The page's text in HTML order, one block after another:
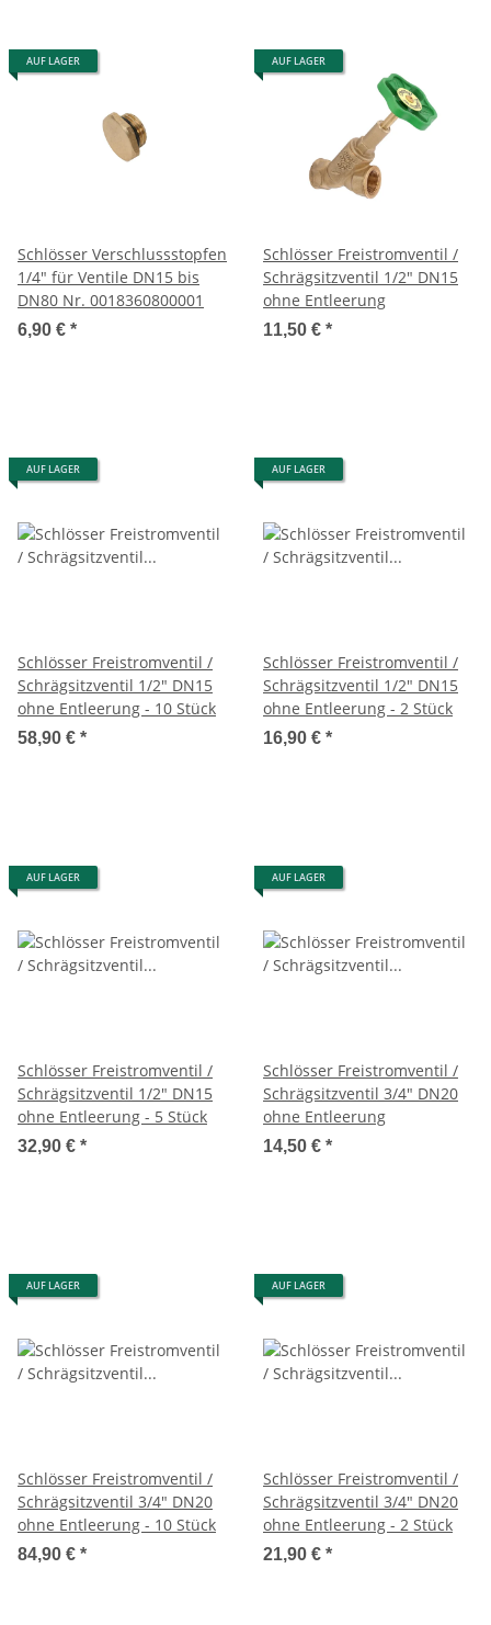
AUF LAGER
Schlösser Verschlussstopfen
1/4" für Ventile DN15 bis
DN80 Nr. 0018360800001
6,90 € *
AUF LAGER
Schlösser Freistromventil /
Schrägsitzventil 1/2" DN15
ohne Entleerung
11,50 € *
AUF LAGER
Schlösser Freistromventil /
Schrägsitzventil 1/2" DN15
ohne Entleerung - 10 Stück
58,90 € *
AUF LAGER
Schlösser Freistromventil /
Schrägsitzventil 1/2" DN15
ohne Entleerung - 2 Stück
16,90 € *
AUF LAGER
Schlösser Freistromventil /
Schrägsitzventil 1/2" DN15
ohne Entleerung - 5 Stück
32,90 € *
AUF LAGER
Schlösser Freistromventil /
Schrägsitzventil 3/4" DN20
ohne Entleerung
14,50 € *
AUF LAGER
Schlösser Freistromventil /
Schrägsitzventil 3/4" DN20
ohne Entleerung - 10 Stück
84,90 € *
AUF LAGER
Schlösser Freistromventil /
Schrägsitzventil 3/4" DN20
ohne Entleerung - 2 Stück
21,90 € *